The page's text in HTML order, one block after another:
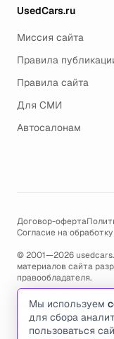
UsedCars.ru
Миссия сайта
Правила
Правила сайта
Для СМИ
Автосалонам
Договор-оферта
Согласие на
© 2001—2026
материалов сайта
правообладателя.
Пользуясь сайтом, вы
политикой обработки
По всем вопросам
и проблемами
Мы используем
для сбора
пользоваться